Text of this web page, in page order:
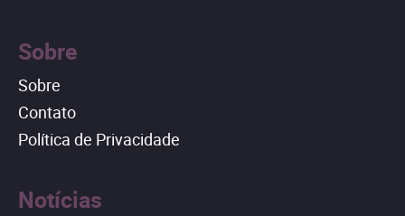
Sobre
Sobre
Contato
Política de Privacidade
Notícias